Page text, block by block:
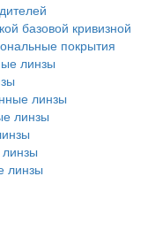
базовой кривизной
покрытия
линзы
линзы
линзы
линзы